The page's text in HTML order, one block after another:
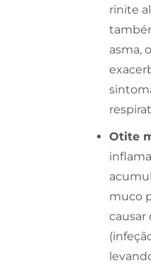
rinite
asma,
Otite
muco
causar